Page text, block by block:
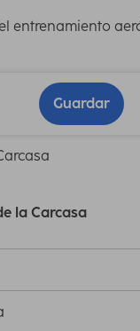
entrenamiento
Guardar
la Carcasa